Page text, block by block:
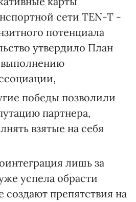
сети TEN-T -
потенциала
утвердило План
победы позволили
партнера,
взятые на себя
лишь за
успела обрасти
препятствия на